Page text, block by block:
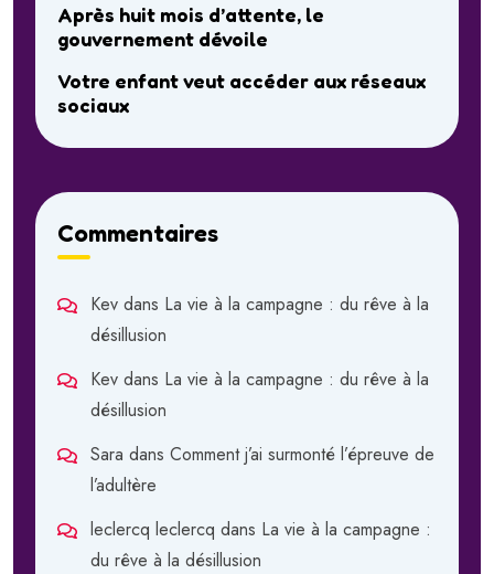
Après huit mois d’attente, le
gouvernement dévoile
Votre enfant veut accéder aux réseaux
sociaux
Commentaires
Kev dans La vie à la campagne : du rêve à la
désillusion
Kev dans La vie à la campagne : du rêve à la
désillusion
Sara dans Comment j’ai surmonté l’épreuve de
l’adultère
leclercq leclercq dans La vie à la campagne :
du rêve à la désillusion